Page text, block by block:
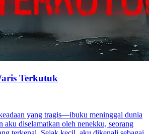
Terkutuk
yang tragis—ibuku meninggal dunia
aku diselamatkan oleh nenekku, seorang